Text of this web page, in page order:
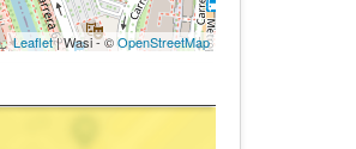
Leaflet| Wasi - ©OpenStreetMap